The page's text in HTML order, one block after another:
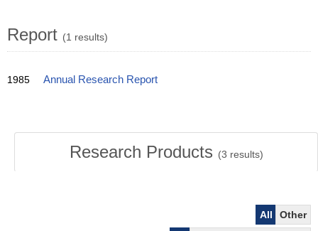
Report (1 results)
1985 Annual Research Report
Research Products (3 results)
All
Other